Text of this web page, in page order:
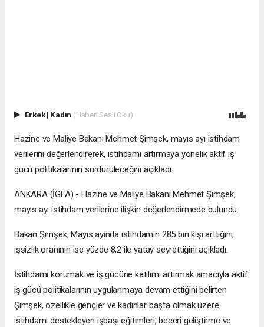
Erkek| Kadın (Haberi Sesli Oku)
Hazine ve Maliye Bakanı Mehmet Şimşek, mayıs ayı istihdam
verilerini değerlendirerek, istihdamı artırmaya yönelik aktif iş
gücü politikalarının sürdürüleceğini açıkladı.
ANKARA (İGFA) - Hazine ve Maliye Bakanı Mehmet Şimşek,
mayıs ayı istihdam verilerine ilişkin değerlendirmede bulundu.
Bakan Şimşek, Mayıs ayında istihdamın 285 bin kişi arttığını,
işsizlik oranının ise yüzde 8,2 ile yatay seyrettiğini açıkladı.
İstihdamı korumak ve iş gücüne katılımı artırmak amacıyla aktif
iş gücü politikalarının uygulanmaya devam ettiğini belirten
Şimşek, özellikle gençler ve kadınlar başta olmak üzere
istihdamı destekleyen işbaşı eğitimleri, beceri geliştirme ve